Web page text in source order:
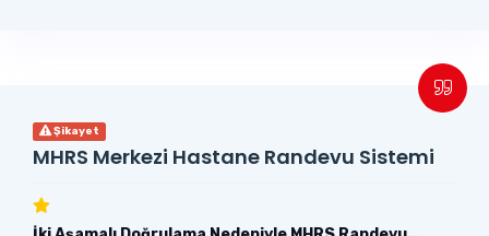
Şikayet
MHRS Merkezi Hastane Randevu Sistemi